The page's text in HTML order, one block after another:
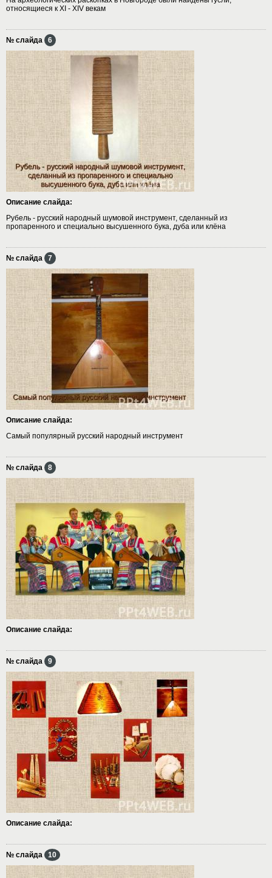
относящиеся к XI - XIV векам
№ слайда 6
Описание слайда:
Рубель - русский народный шумовой инструмент, сделанный из
пропаренного и специально высушенного бука, дуба или клёна
№ слайда 7
Описание слайда:
Самый популярный русский народный инструмент
№ слайда 8
Описание слайда:
№ слайда 9
Описание слайда:
№ слайда 10